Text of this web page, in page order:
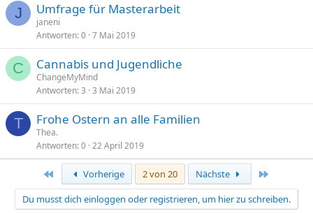
J Umfrage für Masterarbeit
janeni
Antworten 0 7 Mai 2019
C Cannabis und Jugendliche
ChangeMyMind
Antworten 3 3 Mai 2019
T Frohe Ostern an alle Familien
Thea.
Antworten 0 22 April 2019
Erste Vorherige 2 von 20 Nächste
Du musst dich einloggen oder registrieren, um hier zu schreiben.